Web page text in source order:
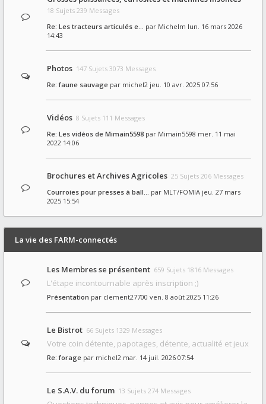
18 Sujets 239 Messages
Re: Les tracteurs articulés e… par Michelm lun. 16 mars 2026
14:43
Photos 147 Sujets 3073 Messages
Re: faune sauvage par michel2 jeu. 10 avr. 2025 07:56
Vidéos 8 Sujets 111 Messages
Re: Les vidéos de Mimain5598 par Mimain5598 mer. 11 mai
2022 14:06
Brochures et Archives Agricoles 25 Sujets 206 Messages
Courroies pour presses à ball… par MLT/FOMIA jeu. 27 mars
2025 15:54
La vie des FARM-connectés
Les Membres se présentent 659 Sujets 1816 Messages
L'étape incontournable après inscription ;)
Présentation par clement27700 ven. 8 août 2025 11:26
Le Bistrot 66 Sujets 1329 Messages
Votre coin détente, papotages, détente, actualité et jeux
Re: forage par michel2 mar. 14 juil. 2026 07:54
Le S.A.V. du forum 13 Sujets 274 Messages